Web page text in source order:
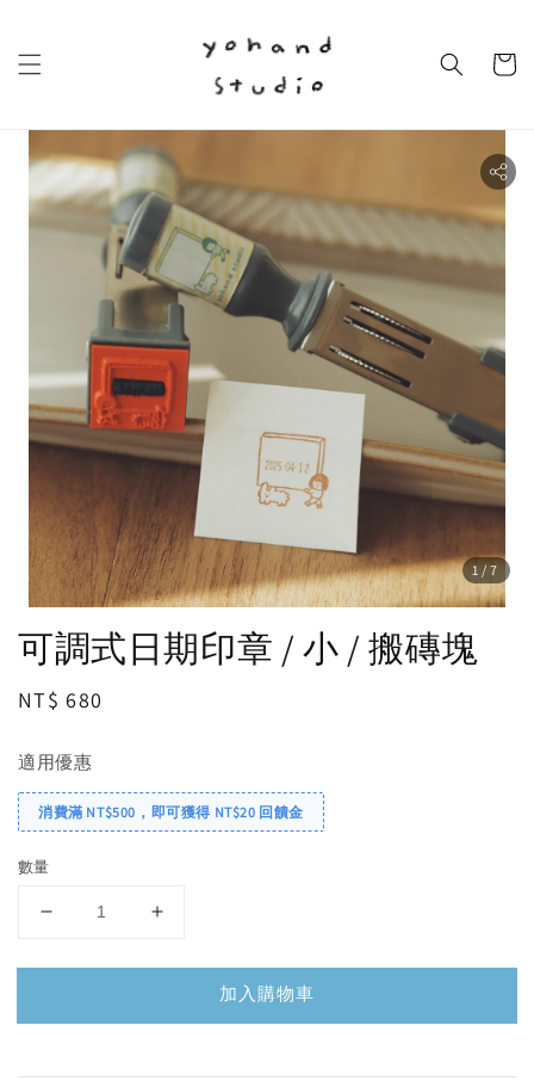
1 /7
可調式日期印章 / 小 / 搬磚塊
Regular
NT$ 680
適用優惠
消費滿 NT$500，即可獲得 NT$20 回饋金
數量
加入購物車